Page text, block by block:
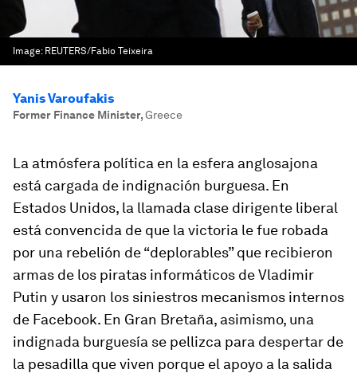
Image: REUTERS/Fabio Teixeira
Yanis Varoufakis
Former Finance Minister,Greece
La atmósfera política en la esfera anglosajona
está cargada de indignación burguesa. En
Estados Unidos, la llamada clase dirigente liberal
está convencida de que la victoria le fue robada
por una rebelión de “deplorables” que recibieron
armas de los piratas informáticos de Vladimir
Putin y usaron los siniestros mecanismos internos
de Facebook. En Gran Bretaña, asimismo, una
indignada burguesía se pellizca para despertar de
la pesadilla que viven porque el apoyo a la salida